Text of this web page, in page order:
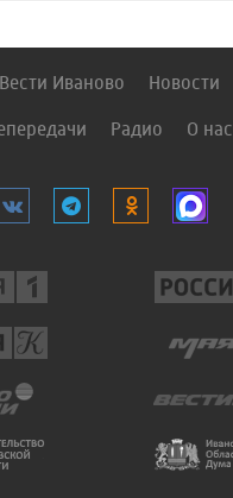
Вести Иваново Новости
Радио О нас